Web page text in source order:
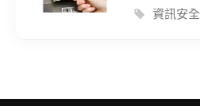
資訊安全